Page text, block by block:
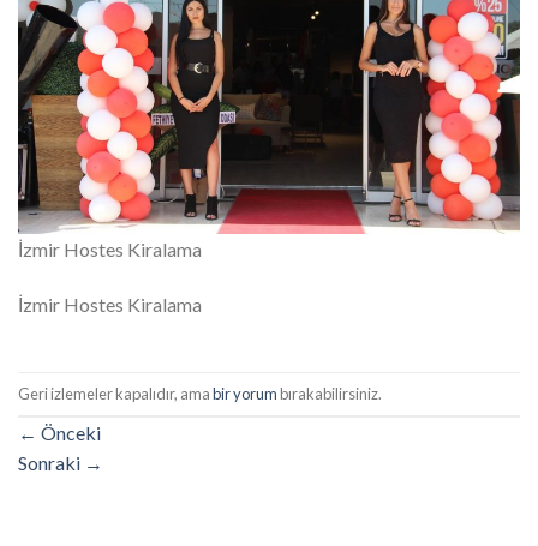
İzmir Hostes Kiralama
İzmir Hostes Kiralama
Geri izlemeler kapalıdır, amabir yorumbırakabilirsiniz.
← Önceki
Sonraki →